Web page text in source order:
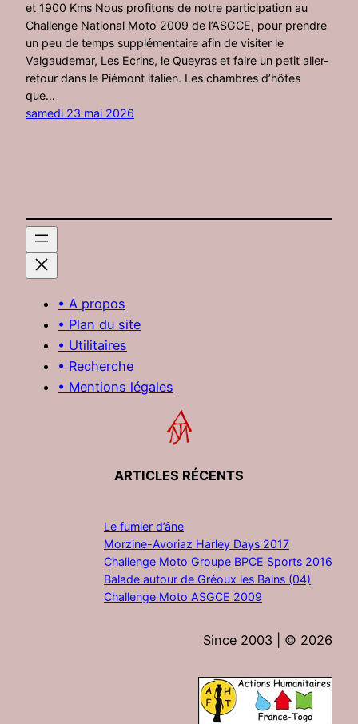
et 1900 Kms Nous profitons de notre participation au
Challenge National Moto 2009 de l’ASGCE, pour prendre
un peu de temps supplémentaire afin de visiter le
Valgaudemar, Les Ecrins, le Queyras et faire un petit aller-
retour dans le Piémont italien. Les chambres d’hôtes
que…
samedi 23 mai 2026
• A propos
• Plan du site
• Utilitaires
• Recherche
• Mentions légales
ARTICLES RÉCENTS
Le fumier d’âne
Morzine-Avoriaz Harley Days 2017
Challenge Moto Groupe BPCE Sports 2016
Balade autour de Gréoux les Bains (04)
Challenge Moto ASGCE 2009
Since 2003 | © 2026